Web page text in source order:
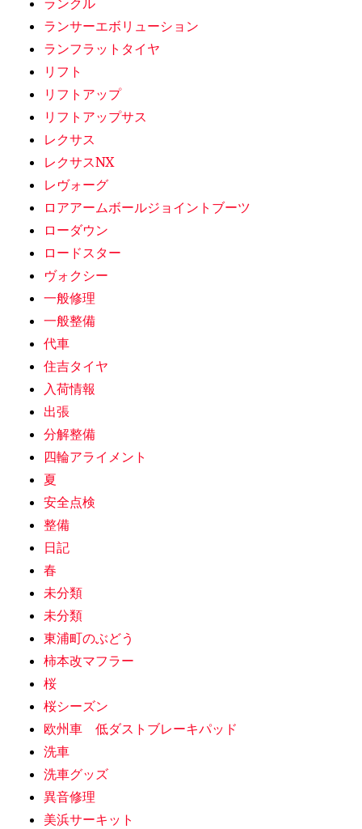
ランクル
ランサーエボリューション
ランフラットタイヤ
リフト
リフトアップ
リフトアップサス
レクサス
レクサスNX
レヴォーグ
ロアアームボールジョイントブーツ
ローダウン
ロードスター
ヴォクシー
一般修理
一般整備
代車
住吉タイヤ
入荷情報
出張
分解整備
四輪アライメント
夏
安全点検
整備
日記
春
未分類
未分類
東浦町のぶどう
柿本改マフラー
桜
桜シーズン
欧州車 低ダストブレーキパッド
洗車
洗車グッズ
異音修理
美浜サーキット